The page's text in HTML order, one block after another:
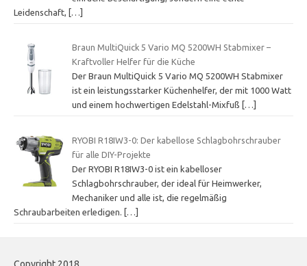
Leidenschaft, […]
Braun MultiQuick 5 Vario MQ 5200WH Stabmixer –
Kraftvoller Helfer für die Küche
Der Braun MultiQuick 5 Vario MQ 5200WH Stabmixer
ist ein leistungsstarker Küchenhelfer, der mit 1000 Watt
und einem hochwertigen Edelstahl-Mixfuß
[…]
RYOBI R18IW3-0: Der kabellose Schlagbohrschrauber
für alle DIY-Projekte
Der RYOBI R18IW3-0 ist ein kabelloser
Schlagbohrschrauber, der ideal für Heimwerker,
Mechaniker und alle ist, die regelmäßig
Schraubarbeiten erledigen.
[…]
Copyright 2018